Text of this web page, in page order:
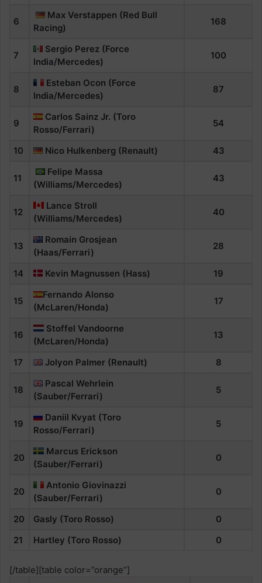
6
Max Verstappen (Red Bull
Racing)
168
7
Sergio Perez (Force
India/Mercedes)
100
8
Esteban Ocon (Force
India/Mercedes)
87
9
Carlos Sainz Jr. (Toro
Rosso/Ferrari)
54
10 Nico Hulkenberg (Renault) 43
11
Felipe Massa
(Williams/Mercedes)
43
12
Lance Stroll
(Williams/Mercedes)
40
13
Romain Grosjean
(Haas/Ferrari)
28
14 Kevin Magnussen (Hass) 19
15
Fernando Alonso
(McLaren/Honda)
17
16
Stoffel Vandoorne
(McLaren/Honda)
13
17 Jolyon Palmer (Renault) 8
18
Pascal Wehrlein
(Sauber/Ferrari)
5
19
Daniil Kvyat (Toro
Rosso/Ferrari)
5
20
Marcus Erickson
(Sauber/Ferrari)
0
20
Antonio Giovinazzi
(Sauber/Ferrari)
0
20 Gasly (Toro Rosso)
0
21
Hartley (Toro Rosso) 0
[/table][table color=”orange”]